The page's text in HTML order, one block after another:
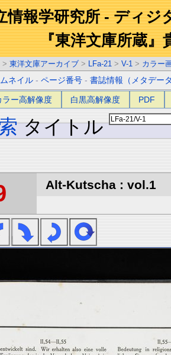
情報学研究所 - ディジ
『東洋文庫所蔵』
> 東洋文庫アーカイブ > LFa-21 > V-1 > カラー
ネイル -ページ番号 -書誌情報（メタデー
ラー高解像度 白黒高解像度 PDF
タイトル
Alt-Kutscha : vol.1